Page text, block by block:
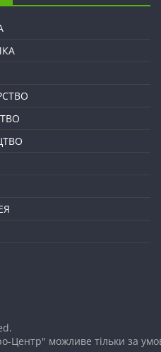
Центр" можливе тільки за